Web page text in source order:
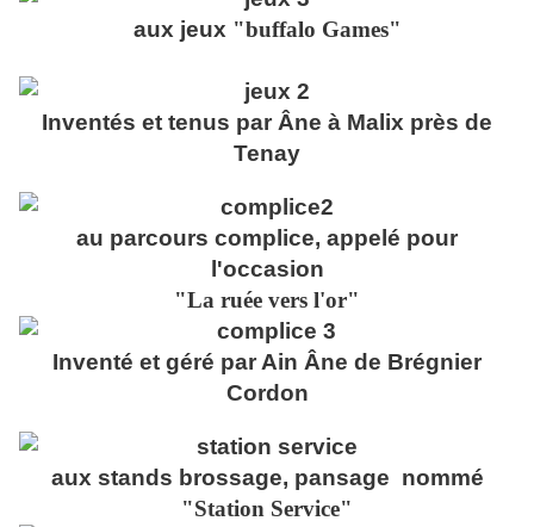
aux jeux "buffalo Games"
Inventés et tenus par Âne à Malix près de
Tenay
au parcours complice, appelé pour
l'occasion
"La ruée vers l'or"
Inventé et géré par Ain Âne de Brégnier
Cordon
aux stands brossage, pansage nommé
"Station Service"